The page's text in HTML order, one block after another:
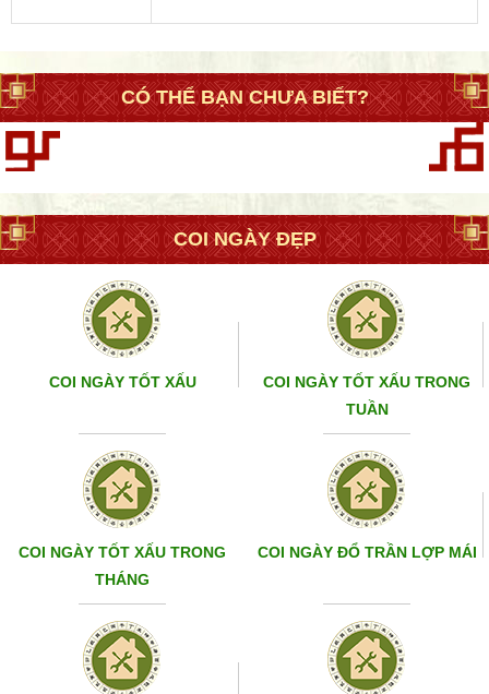
CÓ THỂ BẠN CHƯA BIẾT?
COI NGÀY ĐẸP
COI NGÀY TỐT XẤU
COI NGÀY TỐT XẤU TRONG
TUẦN
COI NGÀY TỐT XẤU TRONG
THÁNG
COI NGÀY ĐỔ TRẦN LỢP MÁI